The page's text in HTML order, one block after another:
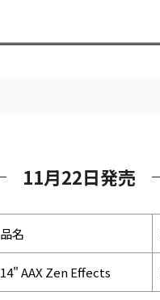
11月22日発売
品名
14" AAX Zen Effects